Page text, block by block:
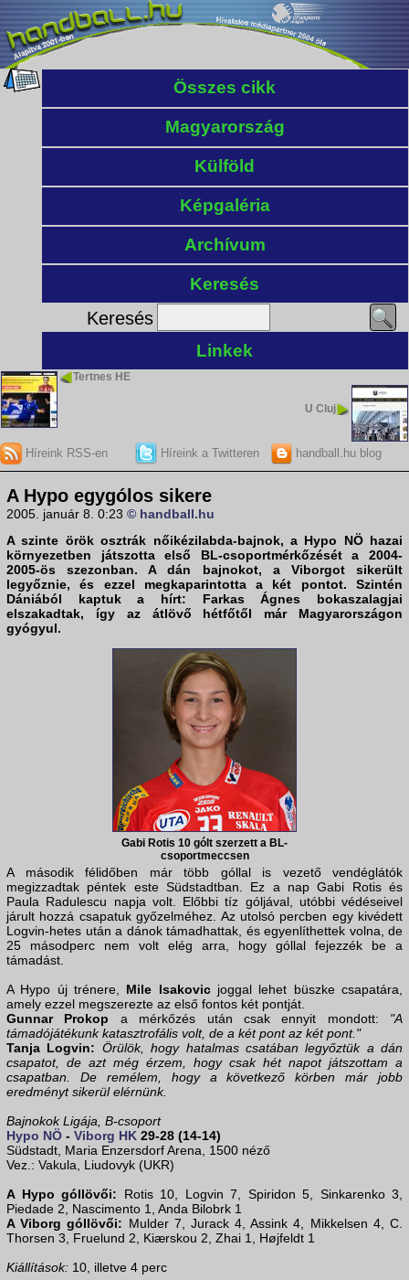
Összes cikk
Magyarország
Külföld
Képgaléria
Archívum
Keresés
Keresés
Linkek
Tertnes HE
U Cluj
Híreink RSS-en Híreink a Twitteren handball.hu blog
A Hypo egygólos sikere
2005. január 8. 0:23 © handball.hu
A szinte örök osztrák nőikézilabda-bajnok, a Hypo NÖhazai
környezetben játszotta első BL-csoportmérkőzését a 2004-
2005-ös szezonban. A dán bajnokot, a Viborgot sikerült
legyőznie, és ezzel megkaparintotta a két pontot. Szintén
Dániából kaptuk a hírt: Farkas Ágnes bokaszalagjai
elszakadtak, így az átlövő hétfőtől már Magyarországon
gyógyul.
Gabi Rotis 10 gólt szerzett a BL-
csoportmeccsen
A második félidőben már több góllal is vezető vendéglátók
megizzadtak péntek este Südstadtban. Ez a nap Gabi Rotis és
Paula Radulescu napja volt. Előbbi tíz góljával, utóbbi védéseivel
járult hozzá csapatuk győzelméhez. Az utolsó percben egy kivédett
Logvin-hetes után a dánok támadhattak, és egyenlíthettek volna, de
25 másodperc nem volt elég arra, hogy góllal fejezzék be a
támadást.
A Hypo új trénere, Mile Isakovicjoggal lehet büszke csapatára,
amely ezzel megszerezte az első fontos két pontját.
Gunnar Prokop a mérkőzés után csak ennyit mondott: "A
támadójátékunk katasztrofális volt, de a két pont az két pont."
Tanja Logvin: Örülök, hogy hatalmas csatában legyőztük a dán
csapatot, de azt még érzem, hogy csak hét napot játszottam a
csapatban. De remélem, hogy a következő körben már jobb
eredményt sikerül elérnünk.
Bajnokok Ligája, B-csoport
Hypo NÖ - Viborg HK 29-28 (14-14)
Südstadt, Maria Enzersdorf Arena, 1500 néző
Vez.: Vakula, Liudovyk (UKR)
A Hypo góllövői: Rotis 10, Logvin 7, Spiridon 5, Sinkarenko 3,
Piedade 2, Nascimento 1, Anda Bilobrk 1
A Viborg góllövői: Mulder 7, Jurack 4, Assink 4, Mikkelsen 4, C.
Thorsen 3, Fruelund 2, Kiærskou 2, Zhai 1, Højfeldt 1
Kiállítások: 10, illetve 4 perc